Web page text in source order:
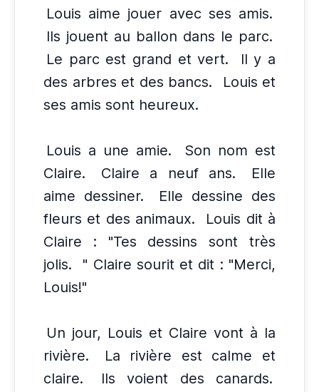
Louis aime jouer avec ses amis.
Ils jouent au ballon dans le parc.
Le parc est grand et vert.
Il y a
des arbres et des bancs.
Louis et
ses amis sont heureux.
Louis a une amie.
Son nom est
Claire.
Claire a neuf ans.
Elle
aime dessiner.
Elle dessine des
fleurs et des animaux.
Louis dit à
Claire : "Tes dessins sont très
jolis.
" Claire sourit et dit : "Merci,
Louis!"
Un jour, Louis et Claire vont à la
rivière.
La rivière est calme et
claire.
Ils voient des canards.